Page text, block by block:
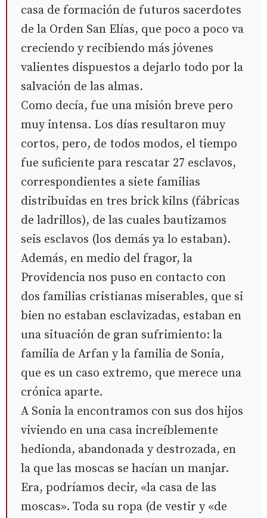
casa de formación de futuros sacerdotes
de la Orden San Elías, que poco a poco va
creciendo y recibiendo más jóvenes
valientes dispuestos a dejarlo todo por la
salvación de las almas.
Como decía, fue una misión breve pero
muy intensa. Los días resultaron muy
cortos, pero, de todos modos, el tiempo
fue suficiente para rescatar 27 esclavos,
correspondientes a siete familias
distribuidas en tres brick kilns (fábricas
de ladrillos), de las cuales bautizamos
seis esclavos (los demás ya lo estaban).
Además, en medio del fragor, la
Providencia nos puso en contacto con
dos familias cristianas miserables, que si
bien no estaban esclavizadas, estaban en
una situación de gran sufrimiento: la
familia de Arfan y la familia de Sonia,
que es un caso extremo, que merece una
crónica aparte.
A Sonia la encontramos con sus dos hijos
viviendo en una casa increíblemente
hedionda, abandonada y destrozada, en
la que las moscas se hacían un manjar.
Era, podríamos decir, «la casa de las
moscas». Toda su ropa (de vestir y «de